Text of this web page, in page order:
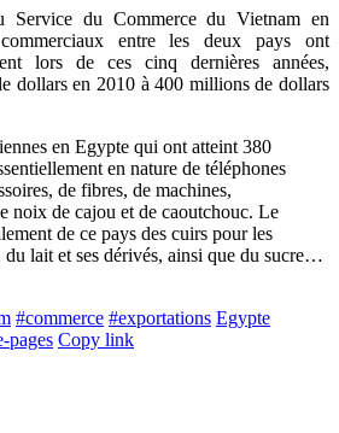
Service du Commerce du Vietnam en
entre les deux pays ont
lors de ces cinq dernières années,
dollars en 2010 à 400 millions de dollars
en Egypte qui ont atteint 380
en nature de téléphones
de fibres, de machines,
noix de cajou et de caoutchouc. Le
de ce pays des cuirs pour les
lait et ses dérivés, ainsi que du sucre…
#commerce #exportations Egypte
pages Copy link